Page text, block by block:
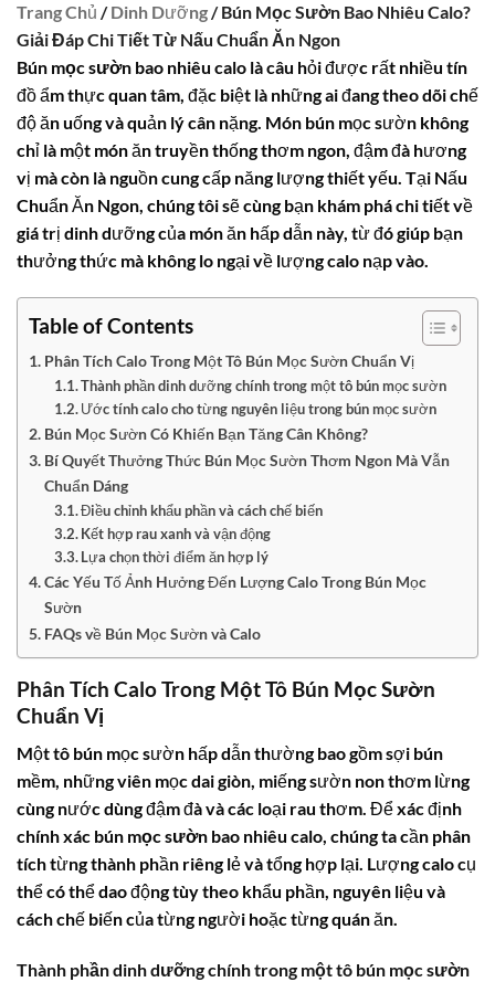
Trang Chủ /Dinh Dưỡng/ Bún Mọc Sườn Bao Nhiêu Calo?
Giải Đáp Chi Tiết Từ Nấu Chuẩn Ăn Ngon
Bún mọc sườn bao nhiêu calo là câu hỏi được rất nhiều tín
đồ ẩm thực quan tâm, đặc biệt là những ai đang theo dõi chế
độ ăn uống và quản lý cân nặng. Món bún mọc sườn không
chỉ là một món ăn truyền thống thơm ngon, đậm đà hương
vị mà còn là nguồn cung cấp năng lượng thiết yếu. Tại Nấu
Chuẩn Ăn Ngon, chúng tôi sẽ cùng bạn khám phá chi tiết về
giá trị dinh dưỡng của món ăn hấp dẫn này, từ đó giúp bạn
thưởng thức mà không lo ngại về lượng calo nạp vào.
Table of Contents
Phân Tích Calo Trong Một Tô Bún Mọc Sườn Chuẩn Vị
Thành phần dinh dưỡng chính trong một tô bún mọc sườn
Ước tính calo cho từng nguyên liệu trong bún mọc sườn
Bún Mọc Sườn Có Khiến Bạn Tăng Cân Không?
Bí Quyết Thưởng Thức Bún Mọc Sườn Thơm Ngon Mà Vẫn
Chuẩn Dáng
Điều chỉnh khẩu phần và cách chế biến
Kết hợp rau xanh và vận động
Lựa chọn thời điểm ăn hợp lý
Các Yếu Tố Ảnh Hưởng Đến Lượng Calo Trong Bún Mọc
Sườn
FAQs về Bún Mọc Sườn và Calo
Phân Tích Calo Trong Một Tô Bún Mọc Sườn
Chuẩn Vị
Một tô bún mọc sườn hấp dẫn thường bao gồm sợi bún
mềm, những viên mọc dai giòn, miếng sườn non thơm lừng
cùng nước dùng đậm đà và các loại rau thơm. Để xác định
chính xác bún mọc sườn bao nhiêu calo, chúng ta cần phân
tích từng thành phần riêng lẻ và tổng hợp lại. Lượng calo cụ
thể có thể dao động tùy theo khẩu phần, nguyên liệu và
cách chế biến của từng người hoặc từng quán ăn.
Thành phần dinh dưỡng chính trong một tô bún mọc sườn